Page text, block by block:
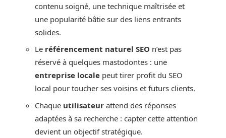
contenu soigné, une technique maîtrisée et
une popularité bâtie sur des liens entrants
solides.
Le référencement naturel SEO n’est pas
réservé à quelques mastodontes : une
entreprise locale peut tirer profit du SEO
local pour toucher ses voisins et futurs clients.
Chaque utilisateur attend des réponses
adaptées à sa recherche : capter cette attention
devient un objectif stratégique.